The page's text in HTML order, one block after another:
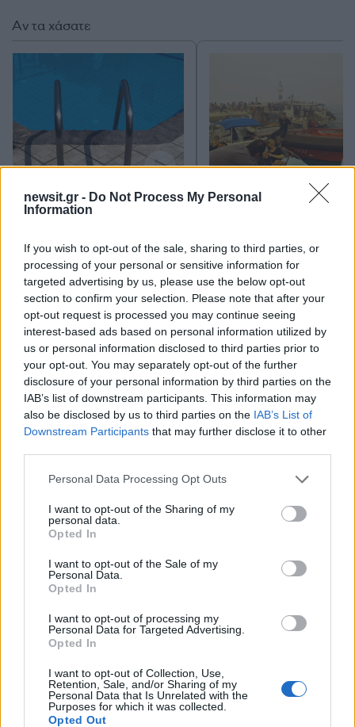
newsit.gr - Do Not Process My Personal
Information
If you wish to opt-out of the sale, sharing to third parties, or
processing of your personal or sensitive information for
targeted advertising by us, please use the below opt-out
section to confirm your selection. Please note that after your
opt-out request is processed you may continue seeing
interest-based ads based on personal information utilized by
us or personal information disclosed to third parties prior to
your opt-out. You may separately opt-out of the further
disclosure of your personal information by third parties on the
IAB’s list of downstream participants. This information may
also be disclosed by us to third parties on the IAB’s List of
Downstream Participants that may further disclose it to other
Please note that this website/app uses one or more Google
not limited to your visit or usage behaviour. You may click to
grant or deny consent to Google and its third-party tags to
use your data for below specified purposes in below Google
consent section.
Personal Data Processing Opt Outs
I want to opt-out of the Sharing of my
personal data.
Opted In
I want to opt-out of the Sale of my
Personal Data.
Opted In
I want to opt-out of processing my
Personal Data for Targeted Advertising.
Opted In
I want to opt-out of Collection, Use,
Retention, Sale, and/or Sharing of my
Personal Data that Is Unrelated with the
Purposes for which it was collected.
Opted Out
Σχόλια
Σχολίασε εδώ
50 /50
2000 /2000
Όροι Χρήσης. Το site προστατεύεται από reCAPTCHA, ισχύουν
Πολιτική Απορρήτου
Πολιτική
RAFALE
ΑΕΡΟΣΚΑΦΗ
ΕΜΑΝΟΥΕΛ ΜΑΚΡΟΝ
Αν τα χάσατε
Τραγωδία στην Πάρο:
4χρονος βρέθηκε νεκρός
Πώς η
– Πάνω από 250
απομακρύνθηκαν
θαλάσσης